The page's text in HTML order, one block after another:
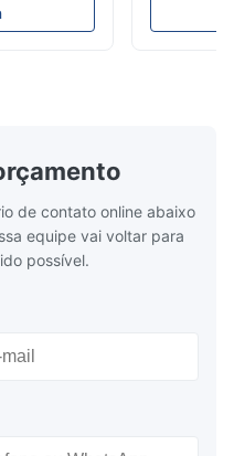
transporte
de contato online abaixo
equipe vai voltar para
possível.